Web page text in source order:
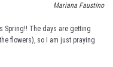
Mariana Faustino
Spring!! The days are getting
flowers), so I am just praying